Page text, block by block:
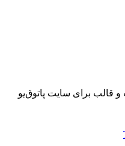
و قالب برای سایت پاتوق‌یو